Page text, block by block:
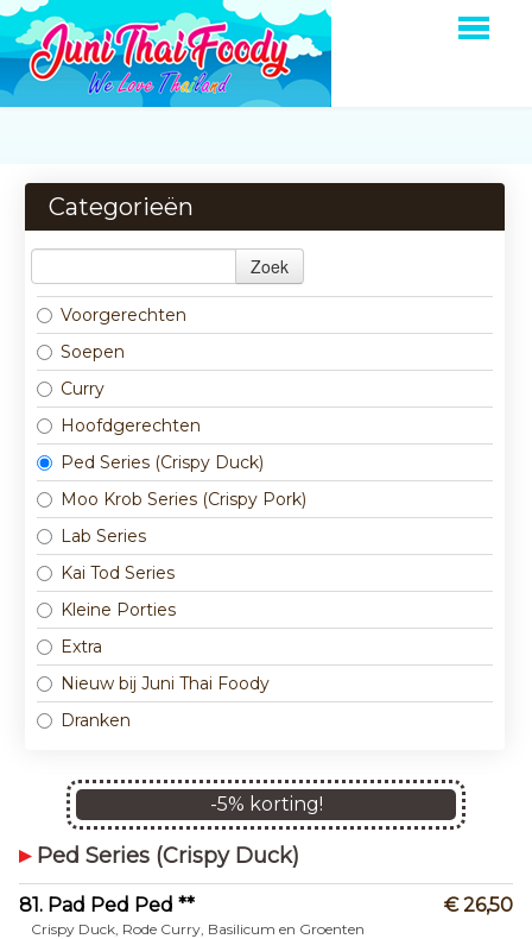
BESTELLEN
MENU
OVER ONS
LOGIN
CONTACT
Categorieën
Zoek
Voorgerechten
Soepen
Curry
Hoofdgerechten
Ped Series (Crispy Duck)
Moo Krob Series (Crispy Pork)
Lab Series
Kai Tod Series
Kleine Porties
Extra
Nieuw bij Juni Thai Foody
Dranken
-5% korting!
Ped Series (Crispy Duck)
81. Pad Ped Ped **
Crispy Duck, Rode Curry, Basilicum en Groenten
€ 26,50